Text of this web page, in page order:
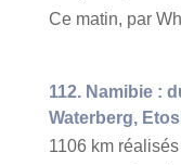
Ce matin, par
112. Namibie :
Waterberg,
1106 km